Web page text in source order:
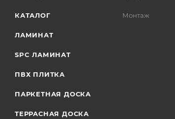
КАТАЛОГ
ЛАМИНАТ
SPC ЛАМИНАТ
ПВХ ПЛИТКА
ПАРКЕТНАЯ ДОСКА
ТЕРРАСНАЯ ДОСКА
Монтаж